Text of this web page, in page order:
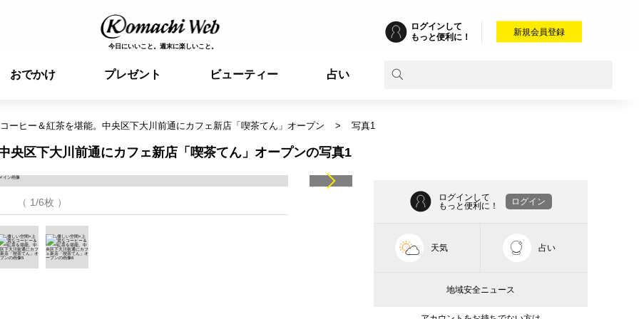
今日にいいこと。週末に楽しいこと。
ログインして
もっと便利に！
新規会員登録
おでかけ プレゼント ビューティー 占い
ーヒー＆紅茶を堪能。中央区下大川前通にカフェ新店「喫茶てん」オープン 写真1
央区下大川前通にカフェ新店「喫茶てん」オープンの写真1
（ 1/6枚 ）
ログインして
もっと便利に！
ログイン
天気 占い
地域安全ニュース